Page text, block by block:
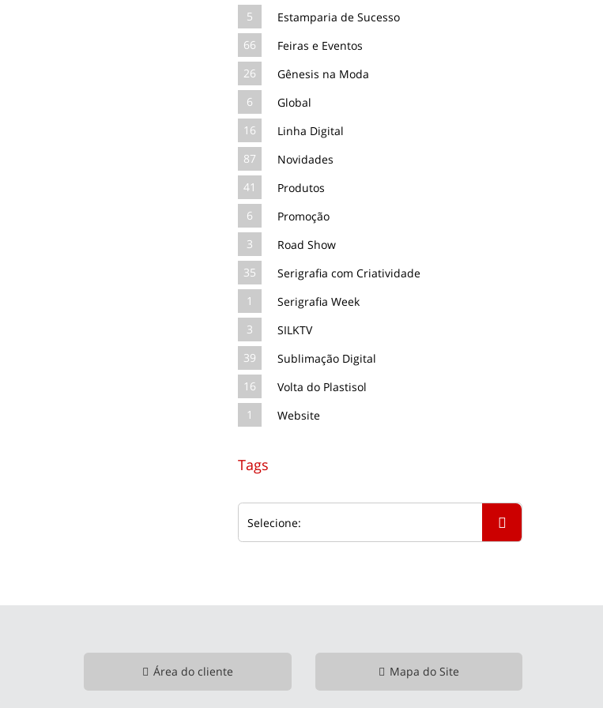
5
Estamparia de Sucesso
66
Feiras e Eventos
26
Gênesis na Moda
6
Global
16
Linha Digital
87
Novidades
41
Produtos
6
Promoção
3
Road Show
35
Serigrafia com Criatividade
1
Serigrafia Week
3
SILKTV
39
Sublimação Digital
16
Volta do Plastisol
1
Website
Tags
Área do cliente Mapa do Site